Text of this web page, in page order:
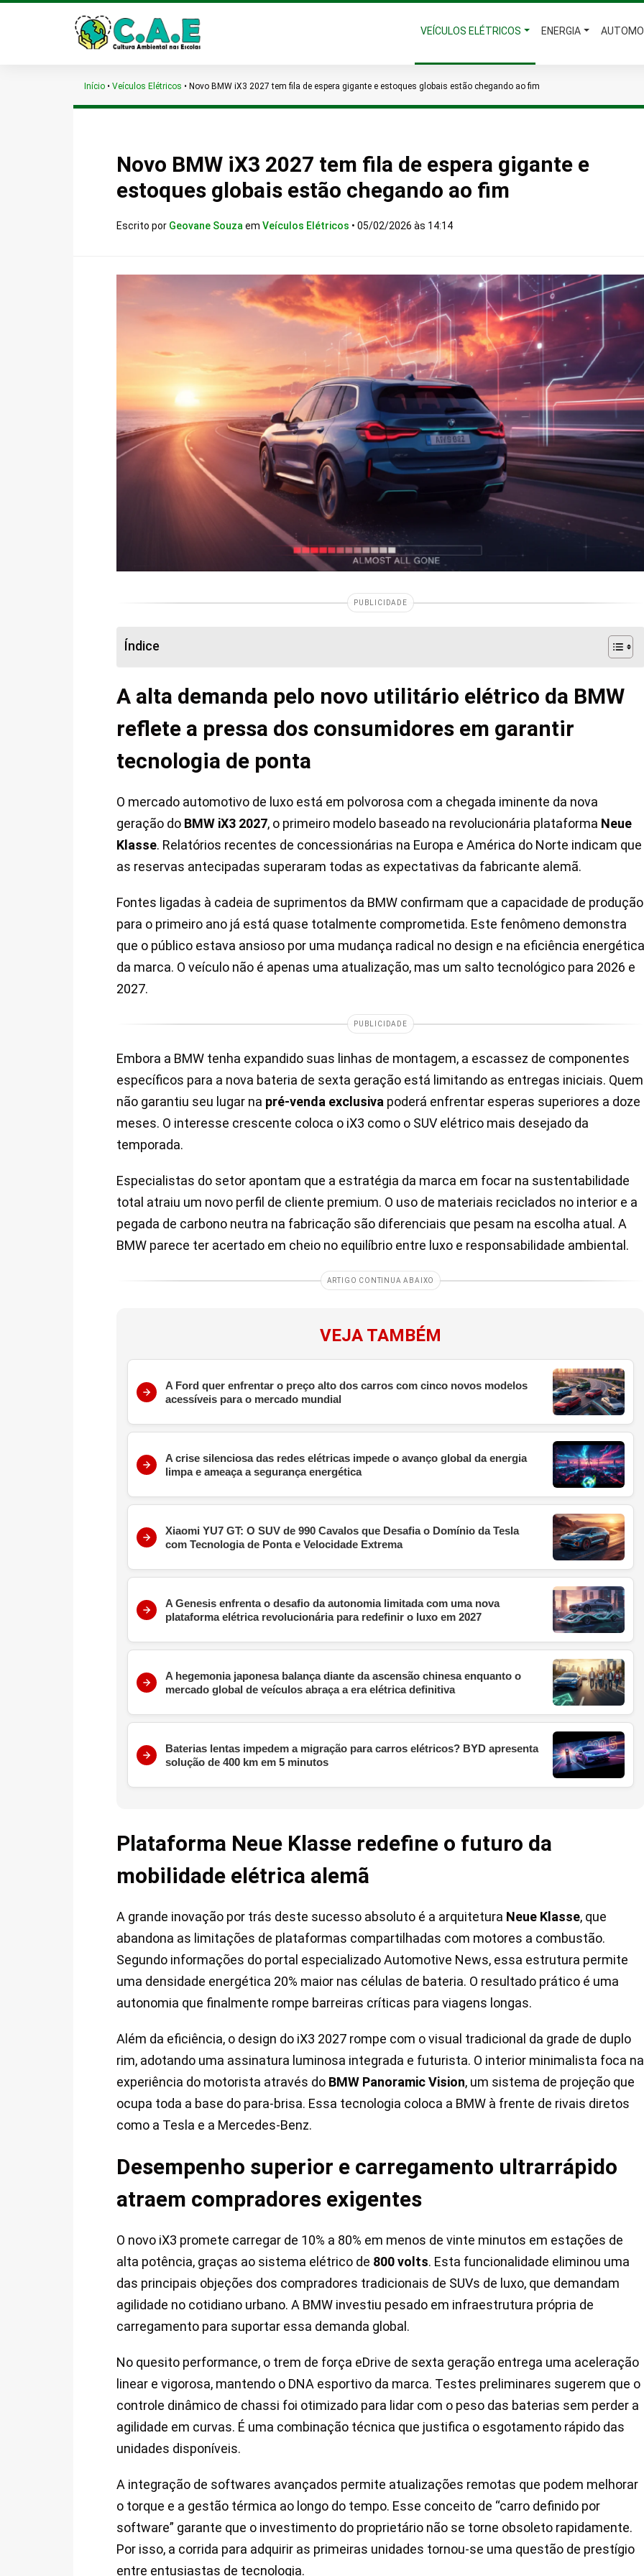
VEÍCULOS ELÉTRICOS ENERGIA
Início • Veículos Elétricos • Novo BMW iX3 2027 tem fila de espera gigante e estoques globais estão chegando ao fim
Novo BMW iX3 2027 tem fila de espera gigante e
estoques globais estão chegando ao fim
Escrito por Geovane Souza em Veículos Elétricos • 05/02/2026 às 14:14
PUBLICIDADE
Índice
A alta demanda pelo novo utilitário elétrico da BMW
reflete a pressa dos consumidores em garantir
tecnologia de ponta
O mercado automotivo de luxo está em polvorosa com a chegada iminente da nova
geração do BMW iX3 2027, o primeiro modelo baseado na revolucionária plataforma Neue
Klasse. Relatórios recentes de concessionárias na Europa e América do Norte indicam que
as reservas antecipadas superaram todas as expectativas da fabricante alemã.
Fontes ligadas à cadeia de suprimentos da BMW confirmam que a capacidade de produção
para o primeiro ano já está quase totalmente comprometida. Este fenômeno demonstra
que o público estava ansioso por uma mudança radical no design e na eficiência energética
da marca. O veículo não é apenas uma atualização, mas um salto tecnológico para 2026 e
2027.
PUBLICIDADE
Embora a BMW tenha expandido suas linhas de montagem, a escassez de componentes
específicos para a nova bateria de sexta geração está limitando as entregas iniciais. Quem
não garantiu seu lugar na pré-venda exclusiva poderá enfrentar esperas superiores a doze
meses. O interesse crescente coloca o iX3 como o SUV elétrico mais desejado da
temporada.
Especialistas do setor apontam que a estratégia da marca em focar na sustentabilidade
total atraiu um novo perfil de cliente premium. O uso de materiais reciclados no interior e a
pegada de carbono neutra na fabricação são diferenciais que pesam na escolha atual. A
BMW parece ter acertado em cheio no equilíbrio entre luxo e responsabilidade ambiental.
ARTIGO CONTINUA ABAIXO
VEJA TAMBÉM
A Ford quer enfrentar o preço alto dos carros com cinco novos modelos
acessíveis para o mercado mundial
A crise silenciosa das redes elétricas impede o avanço global da energia
limpa e ameaça a segurança energética
Xiaomi YU7 GT: O SUV de 990 Cavalos que Desafia o Domínio da Tesla
com Tecnologia de Ponta e Velocidade Extrema
A Genesis enfrenta o desafio da autonomia limitada com uma nova
plataforma elétrica revolucionária para redefinir o luxo em 2027
A hegemonia japonesa balança diante da ascensão chinesa enquanto o
mercado global de veículos abraça a era elétrica definitiva
Baterias lentas impedem a migração para carros elétricos? BYD apresenta
solução de 400 km em 5 minutos
Plataforma Neue Klasse redefine o futuro da
mobilidade elétrica alemã
A grande inovação por trás deste sucesso absoluto é a arquitetura Neue Klasse, que
abandona as limitações de plataformas compartilhadas com motores a combustão.
Segundo informações do portal especializado Automotive News, essa estrutura permite
uma densidade energética 20% maior nas células de bateria. O resultado prático é uma
autonomia que finalmente rompe barreiras críticas para viagens longas.
Além da eficiência, o design do iX3 2027 rompe com o visual tradicional da grade de duplo
rim, adotando uma assinatura luminosa integrada e futurista. O interior minimalista foca na
experiência do motorista através do BMW Panoramic Vision, um sistema de projeção que
ocupa toda a base do para-brisa. Essa tecnologia coloca a BMW à frente de rivais diretos
como a Tesla e a Mercedes-Benz.
Desempenho superior e carregamento ultrarrápido
atraem compradores exigentes
O novo iX3 promete carregar de 10% a 80% em menos de vinte minutos em estações de
alta potência, graças ao sistema elétrico de 800 volts. Esta funcionalidade eliminou uma
das principais objeções dos compradores tradicionais de SUVs de luxo, que demandam
agilidade no cotidiano urbano. A BMW investiu pesado em infraestrutura própria de
carregamento para suportar essa demanda global.
No quesito performance, o trem de força eDrive de sexta geração entrega uma aceleração
linear e vigorosa, mantendo o DNA esportivo da marca. Testes preliminares sugerem que o
controle dinâmico de chassi foi otimizado para lidar com o peso das baterias sem perder a
agilidade em curvas. É uma combinação técnica que justifica o esgotamento rápido das
unidades disponíveis.
A integração de softwares avançados permite atualizações remotas que podem melhorar
o torque e a gestão térmica ao longo do tempo. Esse conceito de “carro definido por
software” garante que o investimento do proprietário não se torne obsoleto rapidamente.
Por isso, a corrida para adquirir as primeiras unidades tornou-se uma questão de prestígio
entre entusiastas de tecnologia.